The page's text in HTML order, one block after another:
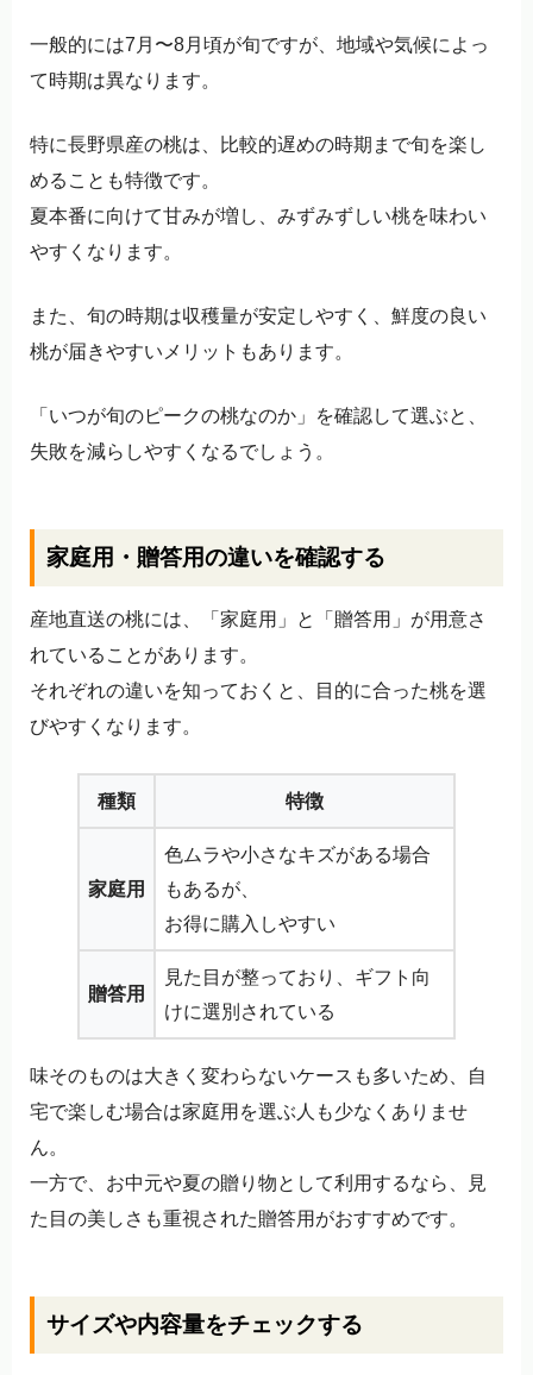
一般的には7月〜8月頃が旬ですが、地域や気候によっ
て時期は異なります。
特に長野県産の桃は、比較的遅めの時期まで旬を楽し
めることも特徴です。
夏本番に向けて甘みが増し、みずみずしい桃を味わい
やすくなります。
また、旬の時期は収穫量が安定しやすく、鮮度の良い
桃が届きやすいメリットもあります。
「いつが旬のピークの桃なのか」を確認して選ぶと、
失敗を減らしやすくなるでしょう。
家庭用・贈答用の違いを確認する
産地直送の桃には、「家庭用」と「贈答用」が用意さ
れていることがあります。
それぞれの違いを知っておくと、目的に合った桃を選
びやすくなります。
種類 特徴
家庭用
色ムラや小さなキズがある場合
もあるが、
お得に購入しやすい
贈答用
見た目が整っており、ギフト向
けに選別されている
味そのものは大きく変わらないケースも多いため、自
宅で楽しむ場合は家庭用を選ぶ人も少なくありませ
ん。
一方で、お中元や夏の贈り物として利用するなら、見
た目の美しさも重視された贈答用がおすすめです。
サイズや内容量をチェックする